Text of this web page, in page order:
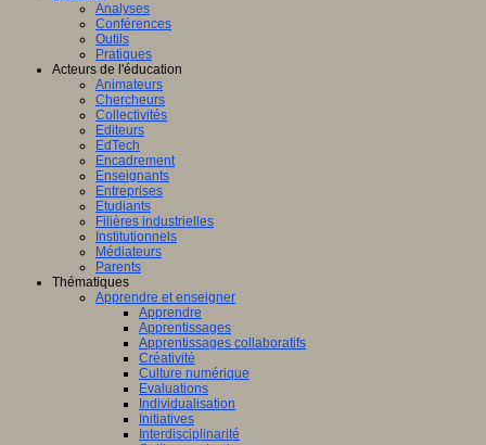
Analyses
Conférences
Outils
Pratiques
Acteurs de l'éducation
Animateurs
Chercheurs
Collectivités
Editeurs
EdTech
Encadrement
Enseignants
Entreprises
Etudiants
Filières industrielles
Institutionnels
Médiateurs
Parents
Thématiques
Apprendre et enseigner
Apprendre
Apprentissages
Apprentissages collaboratifs
Créativité
Culture numérique
Evaluations
Individualisation
Initiatives
Interdisciplinarité